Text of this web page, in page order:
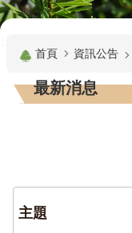
搜驗
地
觀
測
測
資
首頁 資訊公告
最新消息